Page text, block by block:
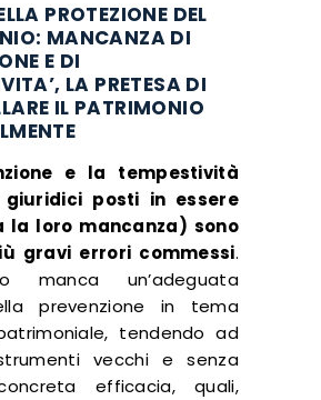
PROTEZIONE DEL
MANCANZA DI
E DI
LA PRETESA DI
IL PATRIMONIO
e la tempestività
posti in essere
la loro mancanza) sono
gravi errori commessi.
manca un’adeguata
prevenzione in tema
tendendo ad
vecchi e senza
efficacia, quali,